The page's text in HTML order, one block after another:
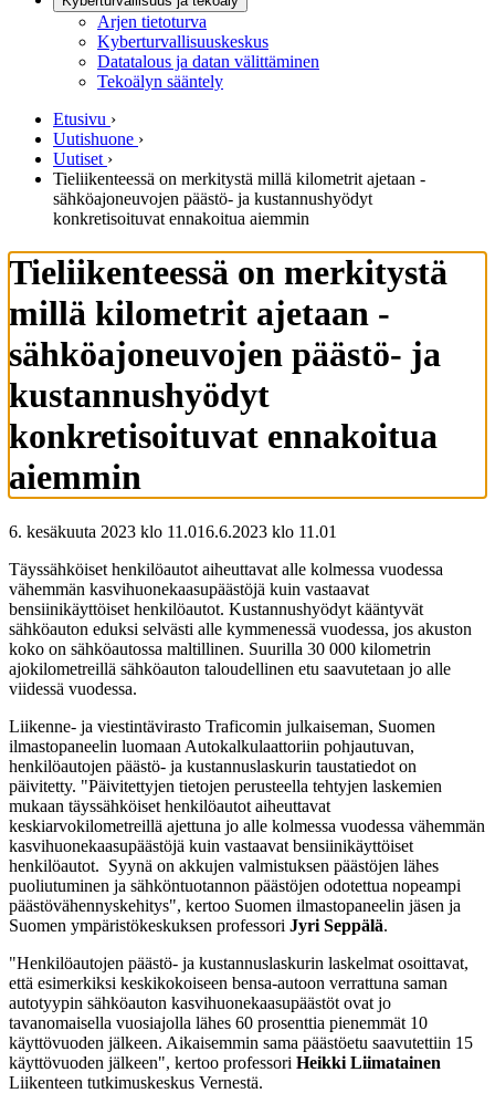
Arjen tietoturva
Kyberturvallisuuskeskus
Datatalous ja datan välittäminen
Tekoälyn sääntely
Etusivu ›
Uutishuone ›
Uutiset ›
Tieliikenteessä on merkitystä millä kilometrit ajetaan -
sähköajoneuvojen päästö- ja kustannushyödyt
konkretisoituvat ennakoitua aiemmin
Tieliikenteessä on merkitystä
millä kilometrit ajetaan -
sähköajoneuvojen päästö- ja
kustannushyödyt
konkretisoituvat ennakoitua
aiemmin
6. kesäkuuta 2023 klo 11.016.6.2023 klo 11.01
Täyssähköiset henkilöautot aiheuttavat alle kolmessa vuodessa
vähemmän kasvihuonekaasupäästöjä kuin vastaavat
bensiinikäyttöiset henkilöautot. Kustannushyödyt kääntyvät
sähköauton eduksi selvästi alle kymmenessä vuodessa, jos akuston
koko on sähköautossa maltillinen. Suurilla 30 000 kilometrin
ajokilometreillä sähköauton taloudellinen etu saavutetaan jo alle
viidessä vuodessa.
Liikenne- ja viestintävirasto Traficomin julkaiseman, Suomen
ilmastopaneelin luomaan Autokalkulaattoriin pohjautuvan,
henkilöautojen päästö- ja kustannuslaskurin taustatiedot on
päivitetty. "Päivitettyjen tietojen perusteella tehtyjen laskemien
mukaan täyssähköiset henkilöautot aiheuttavat
keskiarvokilometreillä ajettuna jo alle kolmessa vuodessa vähemmän
kasvihuonekaasupäästöjä kuin vastaavat bensiinikäyttöiset
henkilöautot. Syynä on akkujen valmistuksen päästöjen lähes
puoliutuminen ja sähköntuotannon päästöjen odotettua nopeampi
päästövähennyskehitys", kertoo Suomen ilmastopaneelin jäsen ja
Suomen ympäristökeskuksen professori Jyri Seppälä.
"Henkilöautojen päästö- ja kustannuslaskurin laskelmat osoittavat,
että esimerkiksi keskikokoiseen bensa-autoon verrattuna saman
autotyypin sähköauton kasvihuonekaasupäästöt ovat jo
tavanomaisella vuosiajolla lähes 60 prosenttia pienemmät 10
käyttövuoden jälkeen. Aikaisemmin sama päästöetu saavutettiin 15
käyttövuoden jälkeen", kertoo professori Heikki Liimatainen
Liikenteen tutkimuskeskus Vernestä.